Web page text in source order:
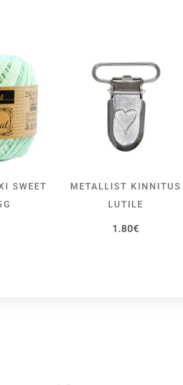
SWEET
LISA KORVI
METALLIST KINNITUS
LUTILE
1.80€